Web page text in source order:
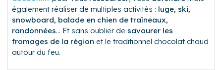
également réaliser de multiples activités : luge, ski,
snowboard, balade en chien de traîneaux,
randonnées... Et sans oublier de savourer les
fromages de la région et le traditionnel chocolat chaud
autour du feu.